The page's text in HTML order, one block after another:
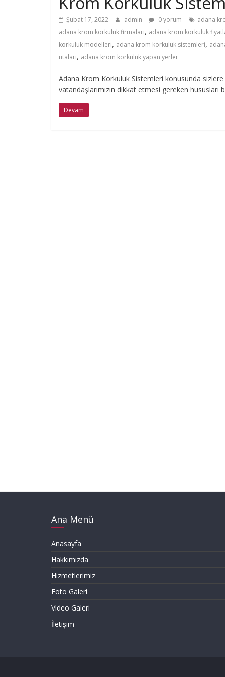
n
y
u
m
K
ş
e
,
K
r
k
u
Şubat 17, 2022 admin 0 yorum adana
adana krom korkuluk firmaları, adana krom korkuluk
korkuluk modelleri, adana krom korkuluk sistemleri,
utaları, adana krom korkuluk yapan yerler
Adana Krom Korkuluk Sistemleri konusunda
vatandaşlarımızın dikkat etmesi gereken hususları
Devam
Ana Menü
Anasayfa
Hakkımızda
Hizmetlerimiz
Foto Galeri
Video Galeri
İletişim